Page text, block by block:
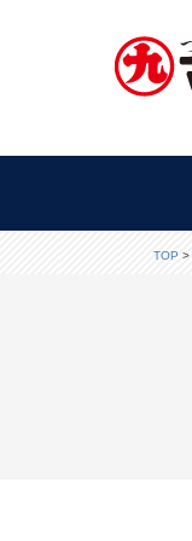
TOP >